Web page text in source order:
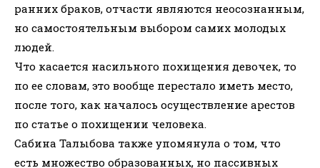
ранних браков, отчасти являются неосознанным,
но самостоятельным выбором самих молодых
людей.
Что касается насильного похищения девочек, то
по ее словам, это вообще перестало иметь место,
после того, как началось осуществление арестов
по статье о похищении человека.
Сабина Талыбова также упомянула о том, что
есть множество образованных, но пассивных